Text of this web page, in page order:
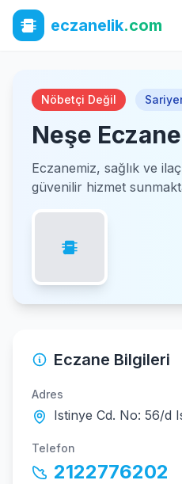
eczanelik.com
Nöbetçi Değil Sariyer
Neşe
Eczanemiz, sağlık ve
güvenilir hizmet
Eczane Bilgileri
Adres
Istinye Cd. No: 56/d
Telefon
2122776202